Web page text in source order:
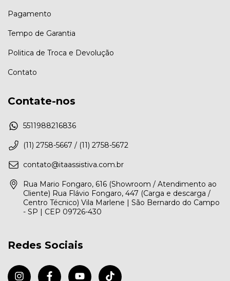
Pagamento
Tempo de Garantia
Politica de Troca e Devolução
Contato
Contate-nos
5511988216836
(11) 2758-5667 / (11) 2758-5672
contato@itaassistiva.com.br
Rua Mario Fongaro, 616 (Showroom / Atendimento ao
Cliente) Rua Flávio Fongaro, 447 (Carga e descarga /
Centro Técnico) Vila Marlene | São Bernardo do Campo
- SP | CEP 09726-430
Redes Sociais